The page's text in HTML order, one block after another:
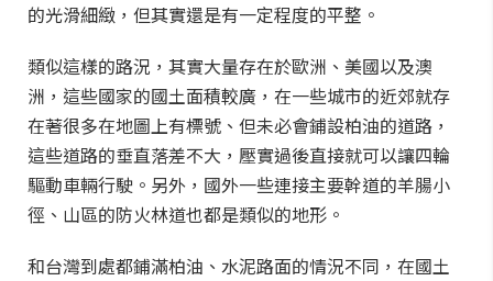
的光滑細緻，但其實還是有一定程度的平整。
類似這樣的路況，其實大量存在於歐洲、美國以及澳
洲，這些國家的國土面積較廣，在一些城市的近郊就存
在著很多在地圖上有標號、但未必會鋪設柏油的道路，
這些道路的垂直落差不大，壓實過後直接就可以讓四輪
驅動車輛行駛。另外，國外一些連接主要幹道的羊腸小
徑、山區的防火林道也都是類似的地形。
和台灣到處都鋪滿柏油、水泥路面的情況不同，在國土